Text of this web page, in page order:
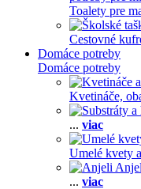
Toalety pre
Cestovné
Domáce potreby
Domáce potreby
Kvetináče,
... viac
Umelé kvety
... viac